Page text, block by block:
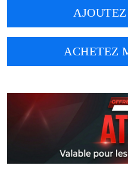
ACHETEZ